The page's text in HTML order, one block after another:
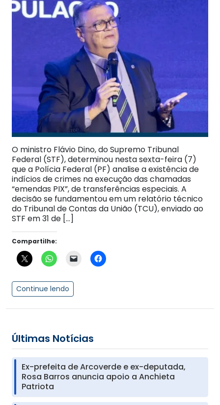
O ministro Flávio Dino, do Supremo Tribunal
Federal (STF), determinou nesta sexta-feira (7)
que a Polícia Federal (PF) analise a existência de
indícios de crimes na execução das chamadas
“emendas PIX”, de transferências especiais. A
decisão se fundamentou em um relatório técnico
do Tribunal de Contas da União (TCU), enviado ao
STF em 31 de […]
Compartilhe:
Continue lendo
Últimas Notícias
Ex-prefeita de Arcoverde e ex-deputada,
Rosa Barros anuncia apoio a Anchieta
Patriota